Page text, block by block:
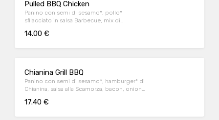
Pulled BBQ Chicken
Panino con semi di sesamo*, pollo*
sfilacciato in salsa Barbecue, mix di
insalata iceberg
14.00 €
Chianina Grill BBQ
Panino con semi di sesamo*, hamburger* di
Chianina, salsa alla Scamorza, bacon, onion
17.40 €